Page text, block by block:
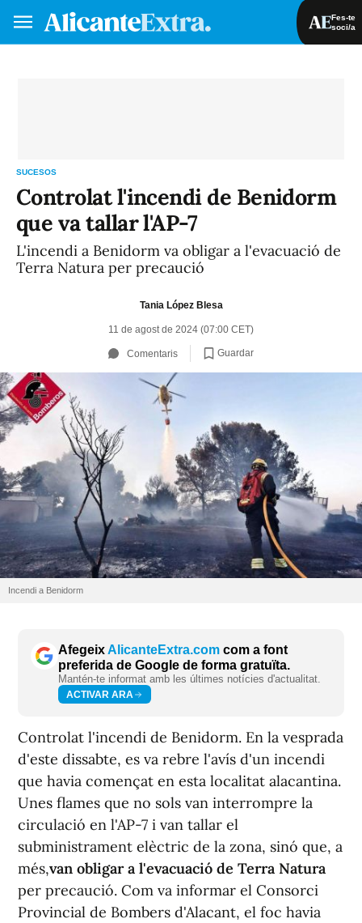
Fes-te
soci/a
SUCESOS
Controlat l'incendi de Benidorm
que va tallar l'AP-7
L'incendi a Benidorm va obligar a l'evacuació de
Terra Natura per precaució
Tania López Blesa
11 de agost de 2024 (07:00 CET)
Comentaris Guardar
Incendi a Benidorm
AfegeixAlicanteExtra.com com a font
preferida de Google de forma gratuïta.
Mantén-te informat amb les últimes notícies d'actualitat.
ACTIVAR ARA
Controlat l'incendi de Benidorm. En la vesprada
d'este dissabte, es va rebre l'avís d'un incendi
que havia començat en esta localitat alacantina.
Unes flames que no sols van interrompre la
circulació en l'AP-7 i van tallar el
subministrament elèctric de la zona, sinó que, a
més,van obligar a l'evacuació de Terra Natura
per precaució. Com va informar el Consorci
Provincial de Bombers d'Alacant, el foc havia